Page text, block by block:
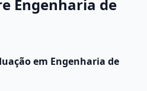
Engenharia de
em Engenharia de